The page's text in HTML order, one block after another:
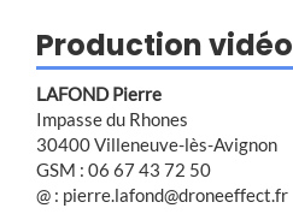
Production vidéo
LAFOND Pierre
Impasse du Rhones
30400 Villeneuve-lès-Avignon
GSM : 06 67 43 72 50
@ : pierre.lafond@droneeffect.fr